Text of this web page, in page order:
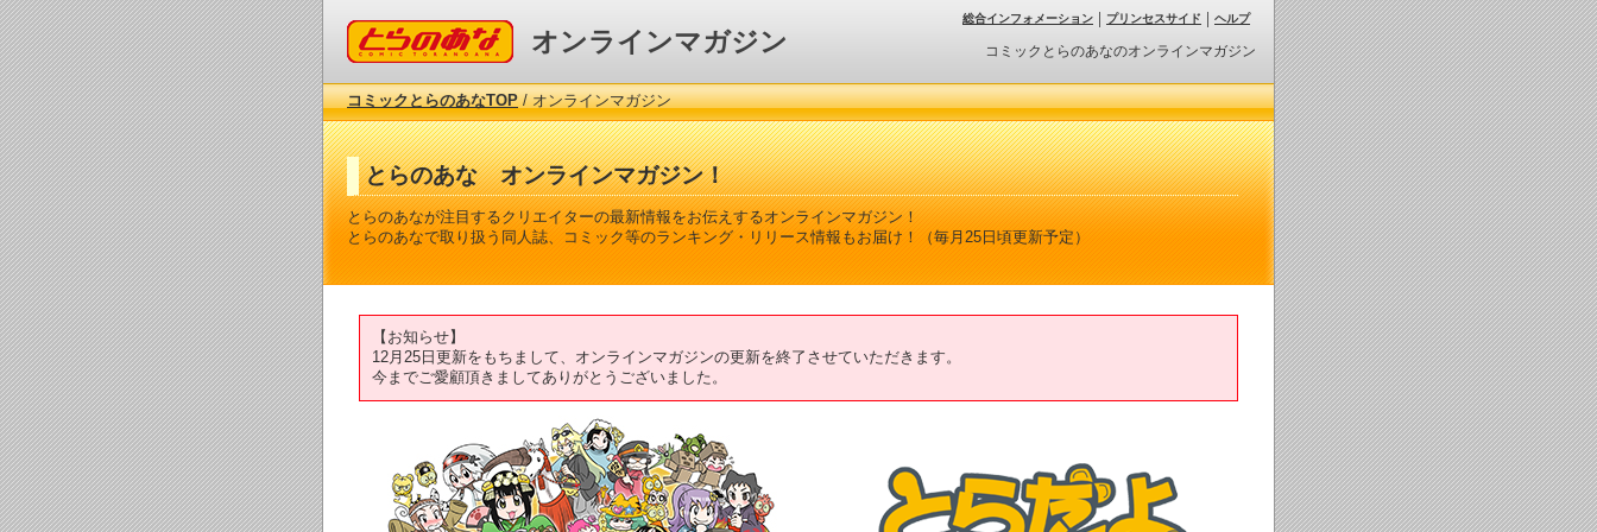
コミックとらのあな オンラインマガジン コミックとらのあなのオンラインマガジン
総合インフォメーション プリンセスサイド ヘルプ
コミックとらのあなTOP/ オンラインマガジン
とらのあな オンラインマガジン！
とらのあなが注目するクリエイターの最新情報をお伝えするオンラインマガジン！
とらのあなで取り扱う同人誌、コミック等のランキング・リリース情報もお届け！（毎月25日頃更新予定）
【お知らせ】
12月25日更新をもちまして、オンラインマガジンの更新を終了させていただきます。
今までご愛顧頂きましてありがとうございました。